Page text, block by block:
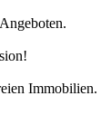
Immobilien.